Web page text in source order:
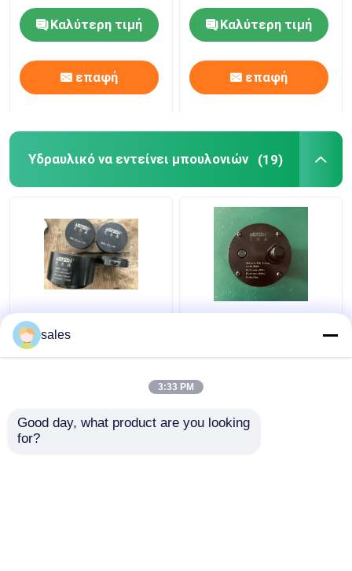
diesel Meb Mec MK
Καλύτερη τιμή
επαφή
μηχανή diesel Meb Mec
MK
Καλύτερη τιμή
επαφή
Υδραυλικό να εντείνει μπουλονιών (19)
Στροβιλο υδραυλικό
μπουλόνι 680KN που
εντείνει τη μέγιστη
Υδραυλικό φορείο
τη ράβδο εμβόλων
S80mec
sales
3:33 PM
Good day, what product are you looking
for?